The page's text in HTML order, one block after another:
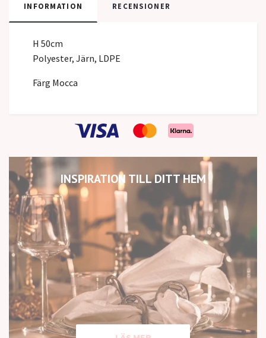
INSPIRATION TILL DITT HEM
INFORMATION RECENSIONER
H 50cm
Polyester, Järn, LDPE
Färg Mocca